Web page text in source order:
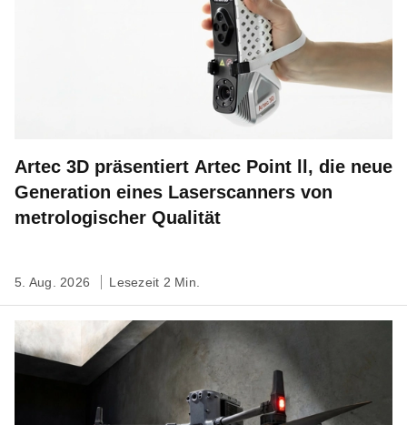
Artec 3D präsentiert Artec Point ll, die neue
Generation eines Laserscanners von
metrologischer Qualität
5. Aug. 2026 Lesezeit 2 Min.